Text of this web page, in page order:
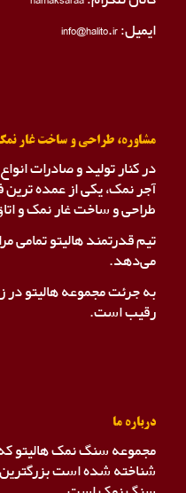
ایمیل: info@halito.ir
مشاوره، طراحی و ساخت غار
در کنار تولید و صادرات
آجر نمک، یکی از عمده ترین
طراحی و ساخت غار نمک و
تیم قدرتمند هالیتو تمامی
می‌دهد.
به جرئت مجموعه هالیتو در
رقیب است.
درباره ما
مجموعه سنگ نمک هالیتو
شناخته شده است بزرگترین